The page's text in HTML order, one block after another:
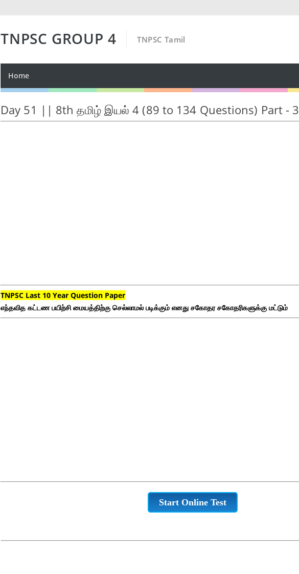
TNPSC GROUP 4 TNPSC Tamil
Home
Day 51 || 8th தமிழ் இயல் 4 (89 to 134 Questions) Part - 3
TNPSC Last 10 Year Question Paper
எந்தவித கட்டண பயிற்சி மையத்திற்கு செல்லாமல் படிக்கும் எனது சகோதர சகோதரிகளுக்கு மட்டும்
Start Online Test